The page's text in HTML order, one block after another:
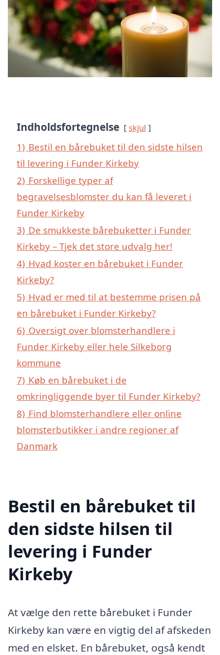
Indholdsfortegnelse skjul
1) Bestil en bårebuket til den sidste hilsen
til levering i Funder Kirkeby
2) Forskellige typer af
begravelsesblomster du kan få leveret i
Funder Kirkeby
3) De smukkeste bårebuketter i Funder
Kirkeby – Tjek det store udvalg her!
4) Hvad koster en bårebuket i Funder
Kirkeby?
5) Hvad er med til at bestemme prisen på
en bårebuket i Funder Kirkeby?
6) Oversigt over blomsterhandlere i
Funder Kirkeby eller hele Silkeborg
kommune
7) Køb en bårebuket i de
omkringliggende byer til Funder Kirkeby?
8) Find blomsterhandlere eller online
blomsterbutikker i andre regioner af
Danmark
Bestil en bårebuket til
den sidste hilsen til
levering i Funder
Kirkeby
At vælge den rette bårebuket i Funder
Kirkeby kan være en vigtig del af afskeden
med en elsket. En bårebuket, også kendt